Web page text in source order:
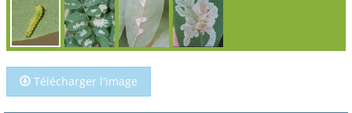
Télécharger l'image